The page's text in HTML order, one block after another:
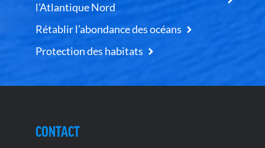
l’Atlantique Nord
Rétablir l’abondance des océans
Protection des habitats
CONTACT